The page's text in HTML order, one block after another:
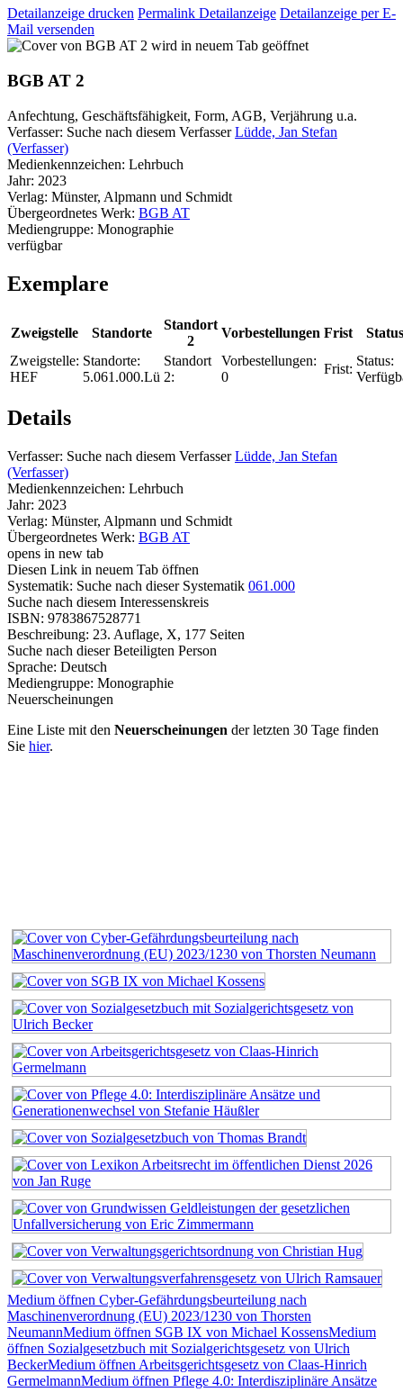
Detailanzeige drucken Permalink Detailanzeige Detailanzeige per E-
Mail versenden
wird in neuem Tab geöffnet
BGB AT 2
Anfechtung, Geschäftsfähigkeit, Form, AGB, Verjährung u.a.
Verfasser: Suche nach diesem Verfasser Lüdde, Jan Stefan
(Verfasser)
Medienkennzeichen: Lehrbuch
Jahr: 2023
Verlag: Münster, Alpmann und Schmidt
Übergeordnetes Werk: BGB AT
Mediengruppe: Monographie
verfügbar
Exemplare
Zweigstelle Standorte
Standort
2
Vorbestellungen Frist
Status
Zweigstelle:
HEF
Standorte:
5.061.000.Lü
Standort
2:
Vorbestellungen:
0
Frist:
Status:
Details
Verfasser: Suche nach diesem Verfasser Lüdde, Jan Stefan
(Verfasser)
Medienkennzeichen: Lehrbuch
Jahr: 2023
Verlag: Münster, Alpmann und Schmidt
Übergeordnetes Werk: BGB AT
opens in new tab
Diesen Link in neuem Tab öffnen
Systematik: Suche nach dieser Systematik 061.000
Suche nach diesem Interessenskreis
ISBN: 9783867528771
Beschreibung: 23. Auflage, X, 177 Seiten
Suche nach dieser Beteiligten Person
Sprache: Deutsch
Mediengruppe: Monographie
Neuerscheinungen
Eine Liste mit den Neuerscheinungen der letzten 30 Tage finden
Sie hier.
Medium öffnen Cyber-Gefährdungsbeurteilung nach
Maschinenverordnung (EU) 2023/1230 von Thorsten
NeumannMedium öffnen SGB IX von Michael KossensMedium
öffnen Sozialgesetzbuch mit Sozialgerichtsgesetz von Ulrich
BeckerMedium öffnen Arbeitsgerichtsgesetz von Claas-Hinrich
GermelmannMedium öffnen Pflege 4.0: Interdisziplinäre Ansätze